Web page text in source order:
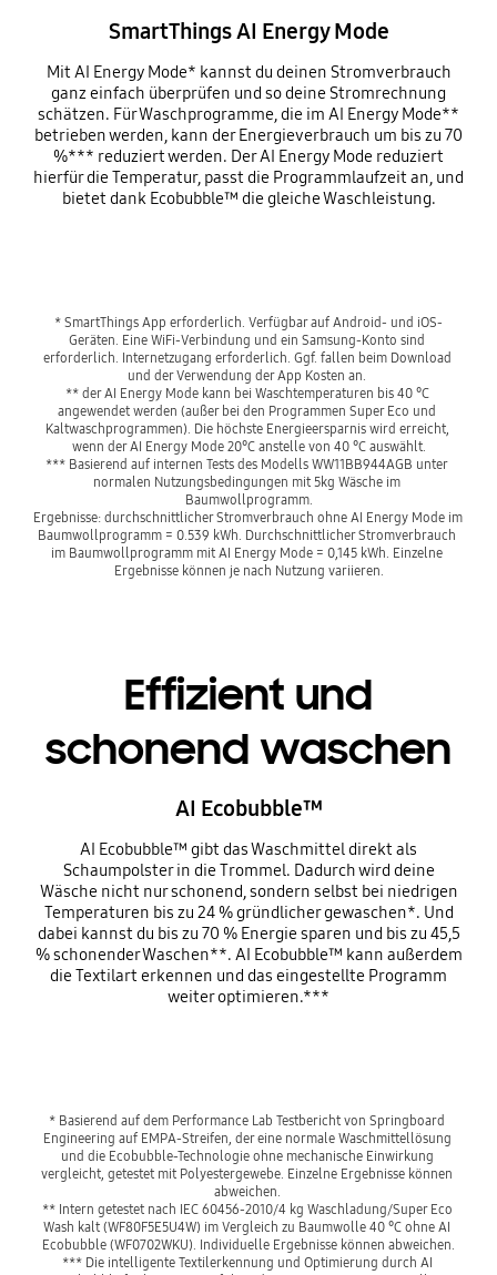
SmartThings AI Energy Mode
Mit AI Energy Mode* kannst du deinen Stromverbrauch
ganz einfach überprüfen und so deine Stromrechnung
schätzen. Für Waschprogramme, die im AI Energy Mode**
betrieben werden, kann der Energieverbrauch um bis zu 70
%*** reduziert werden. Der AI Energy Mode reduziert
hierfür die Temperatur, passt die Programmlaufzeit an, und
bietet dank Ecobubble™ die gleiche Waschleistung.
* SmartThings App erforderlich. Verfügbar auf Android- und iOS-
Geräten. Eine WiFi-Verbindung und ein Samsung-Konto sind
erforderlich. Internetzugang erforderlich. Ggf. fallen beim Download
und der Verwendung der App Kosten an.
** der AI Energy Mode kann bei Waschtemperaturen bis 40 °C
angewendet werden (außer bei den Programmen Super Eco und
Kaltwaschprogrammen). Die höchste Energieersparnis wird erreicht,
wenn der AI Energy Mode 20°C anstelle von 40 °C auswählt.
*** Basierend auf internen Tests des Modells WW11BB944AGB unter
normalen Nutzungsbedingungen mit 5kg Wäsche im
Baumwollprogramm.
Ergebnisse: durchschnittlicher Stromverbrauch ohne AI Energy Mode im
Baumwollprogramm = 0.539 kWh. Durchschnittlicher Stromverbrauch
im Baumwollprogramm mit AI Energy Mode = 0,145 kWh. Einzelne
Ergebnisse können je nach Nutzung variieren.
Effizient und
schonend waschen
AI Ecobubble™
AI Ecobubble™ gibt das Waschmittel direkt als
Schaumpolster in die Trommel. Dadurch wird deine
Wäsche nicht nur schonend, sondern selbst bei niedrigen
Temperaturen bis zu 24 % gründlicher gewaschen*. Und
dabei kannst du bis zu 70 % Energie sparen und bis zu 45,5
% schonender Waschen**. AI Ecobubble™ kann außerdem
die Textilart erkennen und das eingestellte Programm
weiter optimieren.***
* Basierend auf dem Performance Lab Testbericht von Springboard
Engineering auf EMPA-Streifen, der eine normale Waschmittellösung
und die Ecobubble-Technologie ohne mechanische Einwirkung
vergleicht, getestet mit Polyestergewebe. Einzelne Ergebnisse können
abweichen.
** Intern getestet nach IEC 60456-2010/4 kg Waschladung/Super Eco
Wash kalt (WF80F5E5U4W) im Vergleich zu Baumwolle 40 °C ohne AI
Ecobubble (WF0702WKU). Individuelle Ergebnisse können abweichen.
*** Die intelligente Textilerkennung und Optimierung durch AI